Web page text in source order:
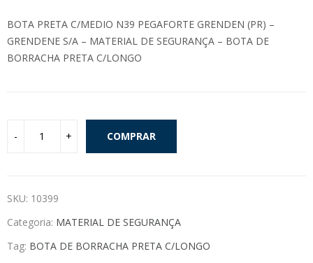
BOTA PRETA C/MEDIO N39 PEGAFORTE GRENDEN (PR) –
GRENDENE S/A – MATERIAL DE SEGURANÇA – BOTA DE
BORRACHA PRETA C/LONGO
COMPRAR
SKU: 10399
Categoria: MATERIAL DE SEGURANÇA
Tag: BOTA DE BORRACHA PRETA C/LONGO